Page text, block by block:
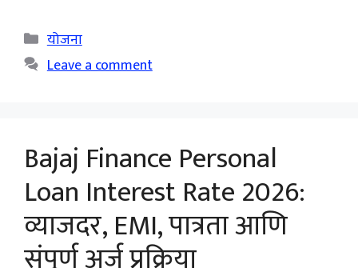
Categories
योजना
Leave a comment
Bajaj Finance Personal
Loan Interest Rate 2026:
व्याजदर, EMI, पात्रता आणि